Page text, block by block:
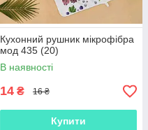
Кухонний рушник мікрофібра
мод 435 (20)
В наявності
14 ₴ 16 ₴
Купити